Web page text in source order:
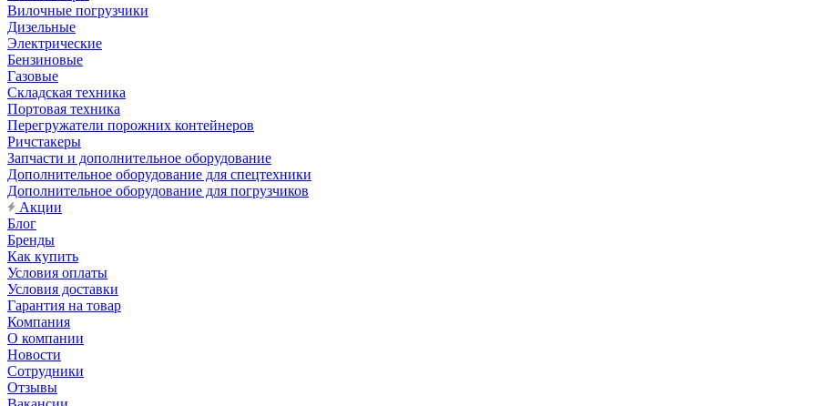
Вилочные погрузчики
Дизельные
Электрические
Бензиновые
Газовые
Складская техника
Портовая техника
Перегружатели порожних контейнеров
Ричстакеры
Запчасти и дополнительное оборудование
Дополнительное оборудование для спецтехники
Дополнительное оборудование для погрузчиков
Акции
Блог
Бренды
Как купить
Условия оплаты
Условия доставки
Гарантия на товар
Компания
О компании
Новости
Сотрудники
Отзывы